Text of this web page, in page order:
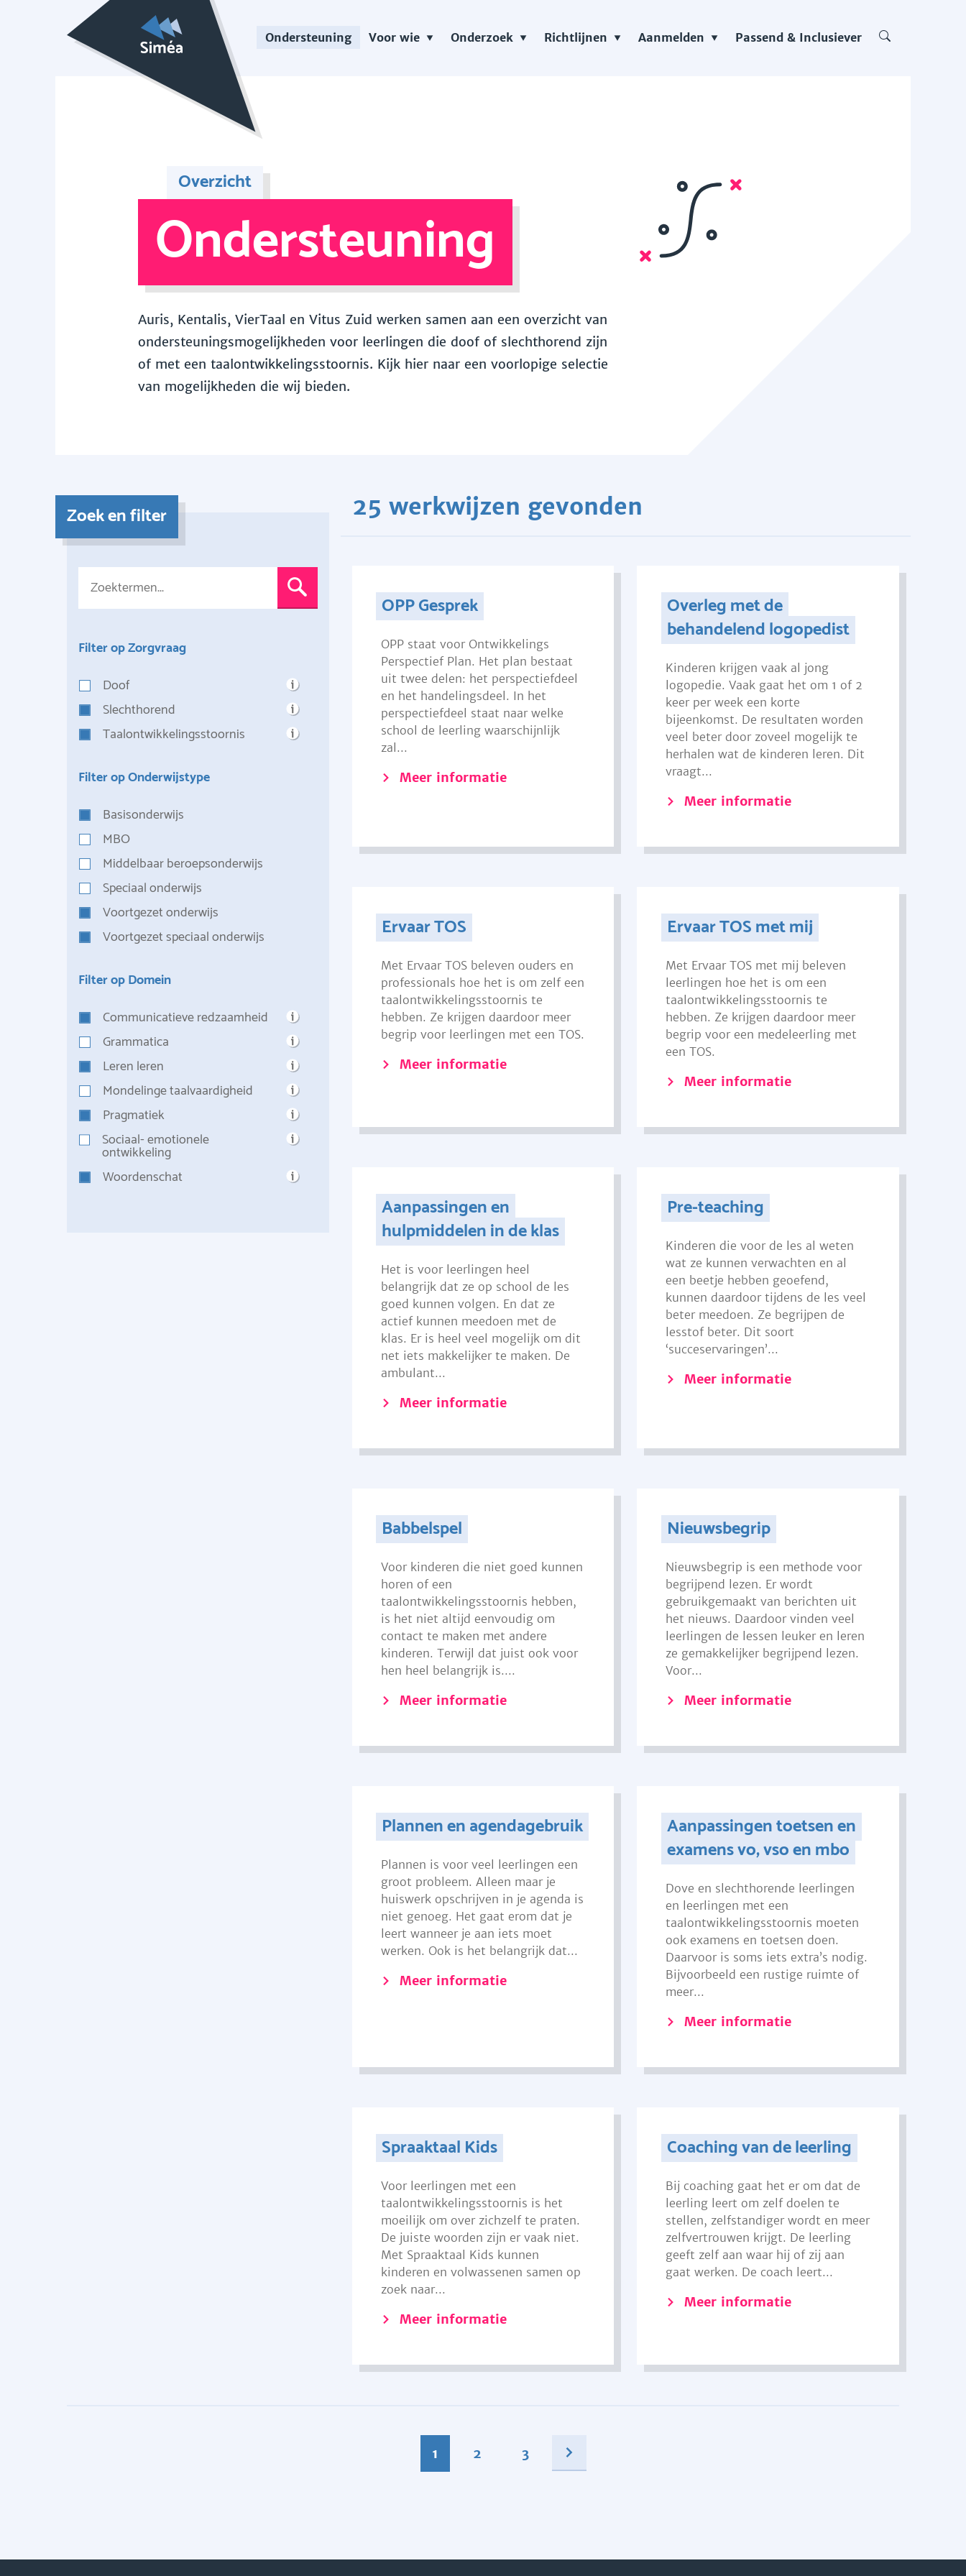
Ondersteuning Voor wie Onderzoek Richtlijnen Aanmelden Passend & Inclusiever
Overzicht
Ondersteuning
Auris, Kentalis, VierTaal en Vitus Zuid werken samen aan een overzicht van
ondersteuningsmogelijkheden voor leerlingen die doof of slechthorend zijn
of met een taalontwikkelingsstoornis. Kijk hier naar een voorlopige selectie
van mogelijkheden die wij bieden.
Zoek en filter
Filter op Zorgvraag
Doof
Slechthorend
Taalontwikkelingsstoornis
Filter op Onderwijstype
Basisonderwijs
MBO
Middelbaar beroepsonderwijs
Speciaal onderwijs
Voortgezet onderwijs
Voortgezet speciaal onderwijs
Filter op Domein
Communicatieve redzaamheid
Grammatica
Leren leren
Mondelinge taalvaardigheid
Pragmatiek
Sociaal- emotionele
ontwikkeling
Woordenschat
25 werkwijzen gevonden
OPP Gesprek
OPP staat voor Ontwikkelings
Perspectief Plan. Het plan bestaat
uit twee delen: het perspectiefdeel
en het handelingsdeel. In het
perspectiefdeel staat naar welke
school de leerling waarschijnlijk
zal...
Meer informatie
Overleg met de
behandelend logopedist
Kinderen krijgen vaak al jong
logopedie. Vaak gaat het om 1 of 2
keer per week een korte
bijeenkomst. De resultaten worden
veel beter door zoveel mogelijk te
herhalen wat de kinderen leren. Dit
vraagt...
Meer informatie
Ervaar TOS
Met Ervaar TOS beleven ouders en
professionals hoe het is om zelf een
taalontwikkelingsstoornis te
hebben. Ze krijgen daardoor meer
begrip voor leerlingen met een TOS.
Meer informatie
Ervaar TOS met mij
Met Ervaar TOS met mij beleven
leerlingen hoe het is om een
taalontwikkelingsstoornis te
hebben. Ze krijgen daardoor meer
begrip voor een medeleerling met
een TOS.
Meer informatie
Aanpassingen en
hulpmiddelen in de klas
Het is voor leerlingen heel
belangrijk dat ze op school de les
goed kunnen volgen. En dat ze
actief kunnen meedoen met de
klas. Er is heel veel mogelijk om dit
net iets makkelijker te maken. De
ambulant...
Meer informatie
Pre-teaching
Kinderen die voor de les al weten
wat ze kunnen verwachten en al
een beetje hebben geoefend,
kunnen daardoor tijdens de les veel
beter meedoen. Ze begrijpen de
lesstof beter. Dit soort
‘succeservaringen’...
Meer informatie
Babbelspel
Voor kinderen die niet goed kunnen
horen of een
taalontwikkelingsstoornis hebben,
is het niet altijd eenvoudig om
contact te maken met andere
kinderen. Terwijl dat juist ook voor
hen heel belangrijk is....
Meer informatie
Nieuwsbegrip
Nieuwsbegrip is een methode voor
begrijpend lezen. Er wordt
gebruikgemaakt van berichten uit
het nieuws. Daardoor vinden veel
leerlingen de lessen leuker en leren
ze gemakkelijker begrijpend lezen.
Voor...
Meer informatie
Plannen en agendagebruik
Plannen is voor veel leerlingen een
groot probleem. Alleen maar je
huiswerk opschrijven in je agenda is
niet genoeg. Het gaat erom dat je
leert wanneer je aan iets moet
werken. Ook is het belangrijk dat...
Meer informatie
Aanpassingen toetsen en
examens vo, vso en mbo
Dove en slechthorende leerlingen
en leerlingen met een
taalontwikkelingsstoornis moeten
ook examens en toetsen doen.
Daarvoor is soms iets extra’s nodig.
Bijvoorbeeld een rustige ruimte of
meer...
Meer informatie
Spraaktaal Kids
Voor leerlingen met een
taalontwikkelingsstoornis is het
moeilijk om over zichzelf te praten.
De juiste woorden zijn er vaak niet.
Met Spraaktaal Kids kunnen
kinderen en volwassenen samen op
zoek naar...
Meer informatie
Coaching van de leerling
Bij coaching gaat het er om dat de
leerling leert om zelf doelen te
stellen, zelfstandiger wordt en meer
zelfvertrouwen krijgt. De leerling
geeft zelf aan waar hij of zij aan
gaat werken. De coach leert...
Meer informatie
1 2 3